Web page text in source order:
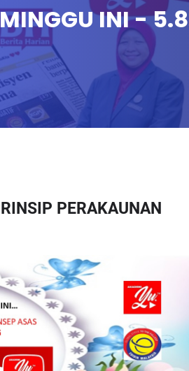
INI -
PERAKAUNAN